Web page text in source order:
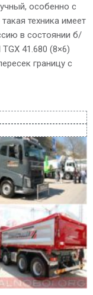
особенно с
техника имеет
в состоянии б/
41.680 (8×6)
границу с